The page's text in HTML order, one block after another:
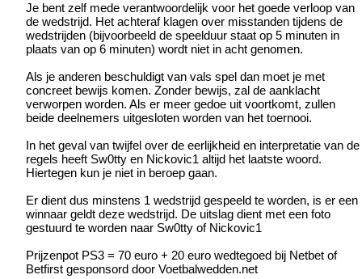
Je bent zelf mede verantwoordelijk voor het goede verloop van
de wedstrijd. Het achteraf klagen over misstanden tijdens de
wedstrijden (bijvoorbeeld de speelduur staat op 5 minuten in
plaats van op 6 minuten) wordt niet in acht genomen.
Als je anderen beschuldigt van vals spel dan moet je met
concreet bewijs komen. Zonder bewijs, zal de aanklacht
verworpen worden. Als er meer gedoe uit voortkomt, zullen
beide deelnemers uitgesloten worden van het toernooi.
In het geval van twijfel over de eerlijkheid en interpretatie van de
regels heeft Sw0tty en Nickovic1 altijd het laatste woord.
Hiertegen kun je niet in beroep gaan.
Er dient dus minstens 1 wedstrijd gespeeld te worden, is er een
winnaar geldt deze wedstrijd. De uitslag dient met een foto
gestuurd te worden naar Sw0tty of Nickovic1
Prijzenpot PS3 = 70 euro + 20 euro wedtegoed bij Netbet of
Betfirst gesponsord door Voetbalwedden.net